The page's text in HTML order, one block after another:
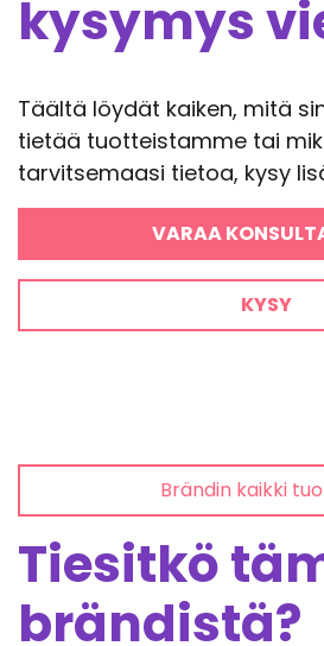
kysymys
Täältä löydät kaiken, mitä
tietää tuotteistamme tai
tarvitsemaasi tietoa, kysy
VARAA
KYSY
Brändin kaikki
Tiesitkö
brändistä?